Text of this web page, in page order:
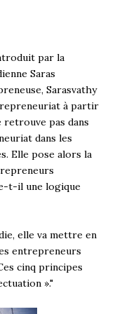
par la
Saras
Sarasvathy
à partir
retrouve pas dans
dans les
Elle pose alors la
t-il une logique
elle va mettre en
entrepreneurs
cinq principes
»."